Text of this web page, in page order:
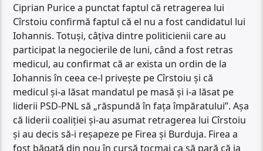
Ciprian Purice a punctat faptul că retragerea lui
Cîrstoiu confirmă faptul că el nu a fost candidatul lui
Iohannis. Totuși, câțiva dintre politicienii care au
participat la negocierile de luni, când a fost retras
medicul, au confirmat că ar exista un ordin de la
Iohannis în ceea ce-l privește pe Cîrstoiu și că
medicul și-a lăsat mandatul pe masă și i-a lăsat pe
liderii PSD-PNL să „răspundă în fața împăratului”. Așa
că liderii coaliției și-au asumat retragerea lui Cîrstoiu
și au decis să-i reșapeze pe Firea și Burduja. Firea a
fost băgată din nou în cursă tocmai ca să pară că ia